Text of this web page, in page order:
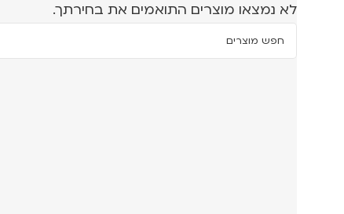
לא נמצאו מוצרים התואמים את בחירתך.